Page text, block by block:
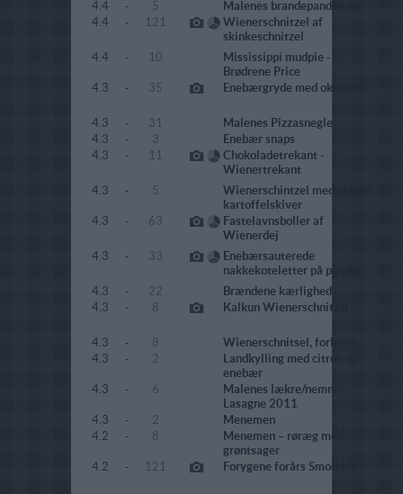
4.4 - 5
Malenes brandepandekage
4.4
- 121
Wienerschnitzel af
skinkeschnitzel
4.4
- 10
Mississippi mudpie -
Brødrene Price
4.3
- 35 Enebærgryde med oksekød
4.3 - 31
Malenes Pizzasnegle
4.3
- 3
Enebær snaps
4.3
- 11
Chokoladetrekant -
Wienertrekant
4.3
- 5
Wienerschintzel med stegte
kartoffelskiver
4.3
- 63
Fastelavnsboller af
Wienerdej
4.3
- 33
Enebærsauterede
nakkekoteletter på pande
4.3
- 22
Brændene kærlighed
4.3
- 8 Kalkun Wienerschnitzel
4.3 - 8
Wienerschnitsel, forloren
4.3
- 2
Landkylling med citron og
enebær
4.3
- 6
Malenes lækre/nemme
Lasagne 2011
4.3
- 2
Menemen
4.2
- 8
Menemen – røræg med
grøntsager
4.2
- 121 Forygene forårs Smoothie